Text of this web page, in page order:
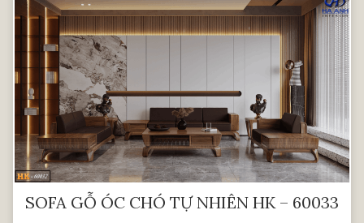
SOFA GỖ ÓC CHÓ TỰ NHIÊN HK – 60033